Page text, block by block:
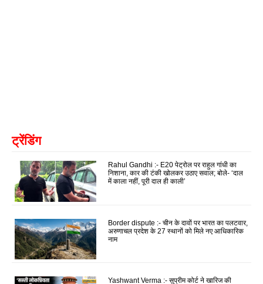
ट्रेंडिंग
Rahul Gandhi :- E20 पेट्रोल पर राहुल गांधी का
निशाना, कार की टंकी खोलकर उठाए सवाल; बोले- ‘दाल
में काला नहीं, पूरी दाल ही काली’
Border dispute :- चीन के दावों पर भारत का पलटवार,
अरुणाचल प्रदेश के 27 स्थानों को मिले नए आधिकारिक
नाम
Yashwant Verma :- सुप्रीम कोर्ट ने खारिज की